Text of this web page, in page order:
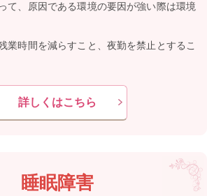
て、原因である環境の要因が強い際は環境
業時間を減らすこと、夜勤を禁止とするこ
詳しくはこちら
睡眠障害